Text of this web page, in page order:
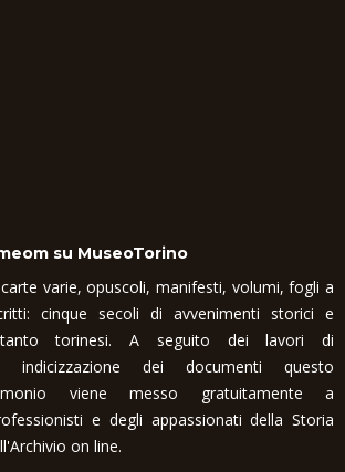
su MuseoTorino
varie, opuscoli, manifesti, volumi, fogli a
cinque secoli di avvenimenti storici e
torinesi. A seguito dei lavori di
indicizzazione dei documenti questo
viene messo gratuitamente a
e degli appassionati della Storia
on line.